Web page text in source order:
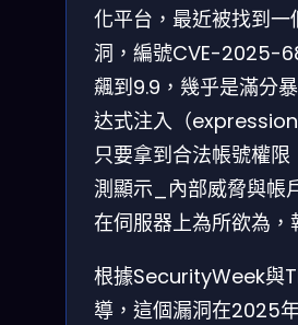
化平台，最近被找到一
洞，編號CVE-2025-
飆到9.9，幾乎是滿分
达式注入（
只要拿到合法帳號權
測顯示_內部威脅與帳
在伺服器上為所欲為，
根據SecurityWeek與
導，這個漏洞在2025